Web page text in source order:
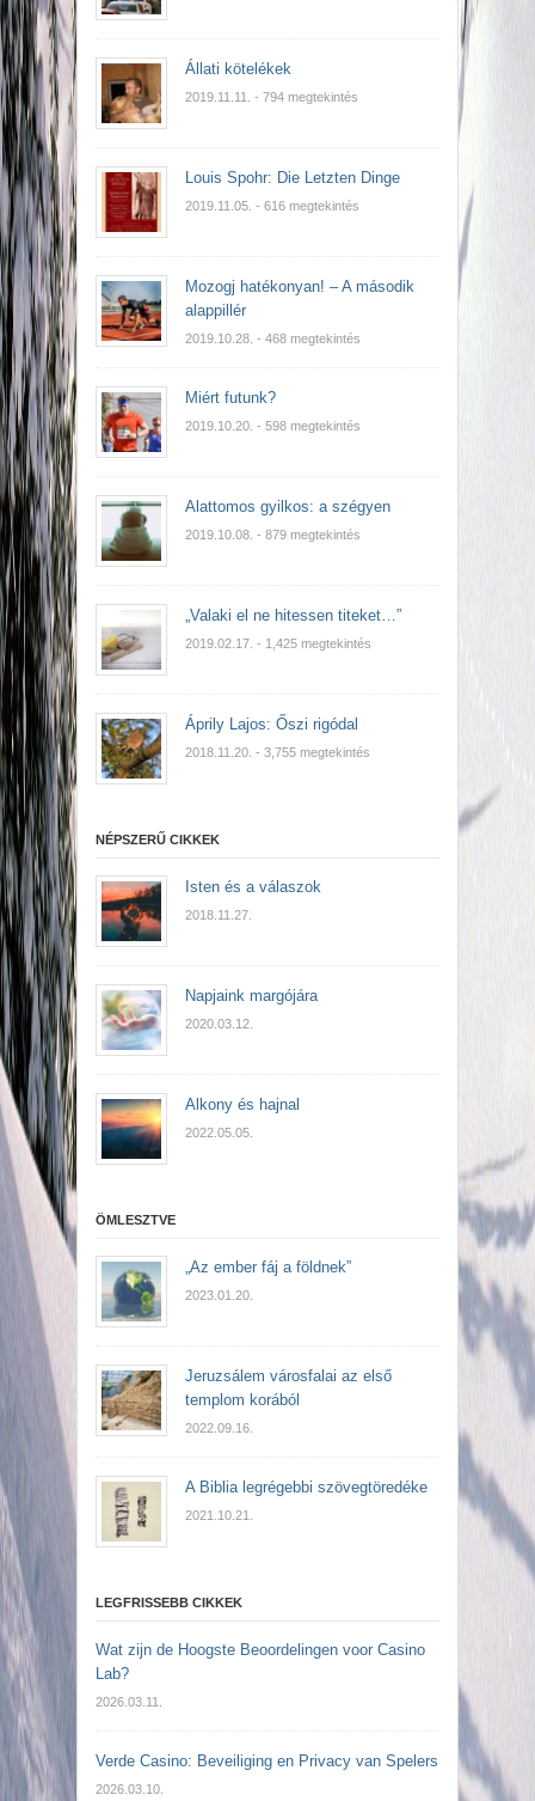
Állati kötelékek
2019.11.11. - 794 megtekintés
Louis Spohr: Die Letzten Dinge
2019.11.05. - 616 megtekintés
Mozogj hatékonyan! – A második
alappillér
2019.10.28. - 468 megtekintés
Miért futunk?
2019.10.20. - 598 megtekintés
Alattomos gyilkos: a szégyen
2019.10.08. - 879 megtekintés
„Valaki el ne hitessen titeket…”
2019.02.17. - 1,425 megtekintés
Áprily Lajos: Őszi rigódal
2018.11.20. - 3,755 megtekintés
NÉPSZERŰ CIKKEK
Isten és a válaszok
2018.11.27.
Napjaink margójára
2020.03.12.
Alkony és hajnal
2022.05.05.
ÖMLESZTVE
„Az ember fáj a földnek”
2023.01.20.
Jeruzsálem városfalai az első
templom korából
2022.09.16.
A Biblia legrégebbi szövegtöredéke
2021.10.21.
LEGFRISSEBB CIKKEK
Wat zijn de Hoogste Beoordelingen voor Casino
Lab?
2026.03.11.
Verde Casino: Beveiliging en Privacy van Spelers
2026.03.10.